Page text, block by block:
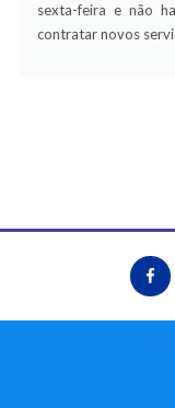
sexta-feira e não
contratar novos